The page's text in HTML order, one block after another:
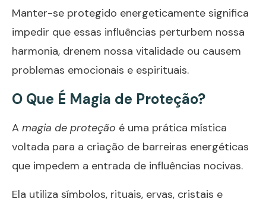
Manter-se protegido energeticamente significa
impedir que essas influências perturbem nossa
harmonia, drenem nossa vitalidade ou causem
problemas emocionais e espirituais.
O Que É Magia de Proteção?
A magia de proteção é uma prática mística
voltada para a criação de barreiras energéticas
que impedem a entrada de influências nocivas.
Ela utiliza símbolos, rituais, ervas, cristais e